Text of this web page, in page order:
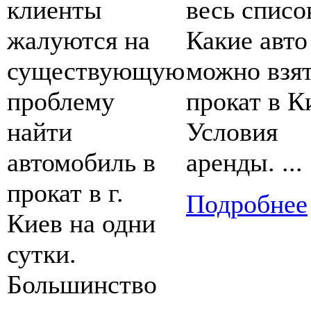
клиенты
жалуются на
существующую
проблему
найти
автомобиль в
прокат в г.
Киев на одни
сутки.
Большинство
весь
Какие авто
можно
прокат в
Условия
аренды. ...
Подробнее